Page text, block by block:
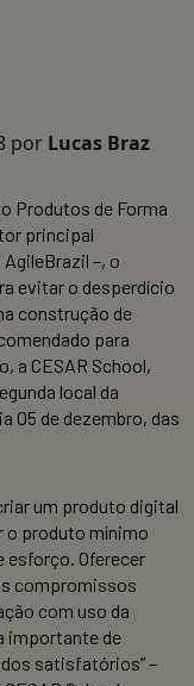
por Lucas Braz
Produtos de Forma
principal
–, o
evitar o desperdício
construção de
para
a CESAR School,
local da
05 de dezembro, das
um produto digital
o produto mínimo
esforço. Oferecer
compromissos
com uso da
importante de
satisfatórios” –